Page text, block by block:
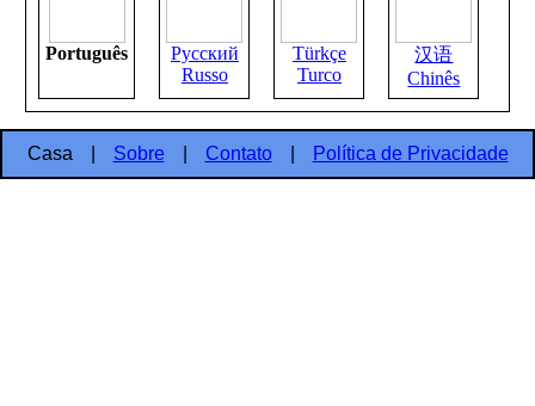
Português
Русский
Russo
Türkçe
Turco
汉语
Chinês
Casa Sobre Contato Política de Privacidade